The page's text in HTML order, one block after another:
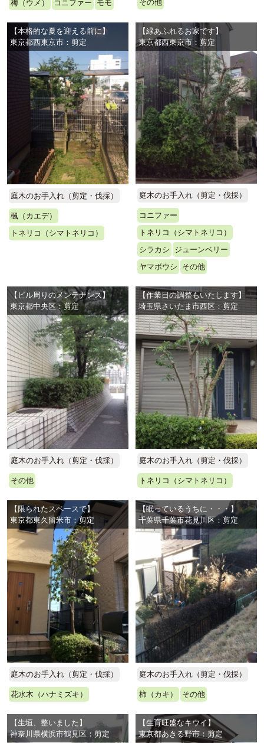
梅（ウメ） コニファー モモ
その他
【本格的な夏を迎える前に】
東京都西東京市：剪定
庭木のお手入れ（剪定・伐採）
楓（カエデ）
トネリコ（シマトネリコ）
【緑あふれるお家です】
東京都西東京市：剪定
庭木のお手入れ（剪定・伐採）
コニファー
トネリコ（シマトネリコ）
シラカシ
ジューンベリー
ヤマボウシ
その他
【ビル周りのメンテナンス】
東京都中央区：剪定
庭木のお手入れ（剪定・伐採）
その他
【作業日の調整もいたします】
埼玉県さいたま市西区：剪定
庭木のお手入れ（剪定・伐採）
トネリコ（シマトネリコ）
【限られたスペースで】
東京都東久留米市：剪定
庭木のお手入れ（剪定・伐採）
花水木（ハナミズキ）
【眠っているうちに・・・】
千葉県千葉市花見川区：剪定
庭木のお手入れ（剪定・伐採）
柿（カキ） その他
【生垣、整いました】
神奈川県横浜市鶴見区：剪定
【生育旺盛なキウイ】
東京都あきる野市：剪定